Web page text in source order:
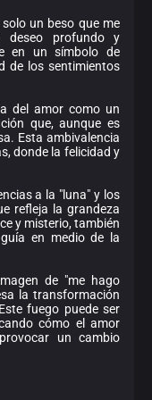
un beso que me
deseo profundo y
en un símbolo de
de los sentimientos
del amor como un
que, aunque es
Esta ambivalencia
donde la felicidad y
a la "luna" y los
refleja la grandeza
y misterio, también
en medio de la
de "me hago
la transformación
fuego puede ser
cómo el amor
un cambio